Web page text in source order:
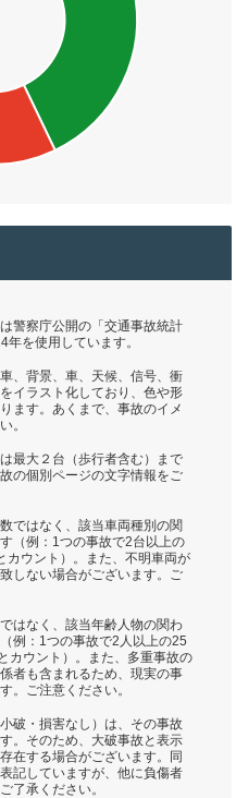
警察庁公開の「交通事故統計
を使用しています。
、背景、車、天候、信号、衝
イラスト化しており、色や形
ます。あくまで、事故のイメ
。
最大２台（歩行者含む）まで
の個別ページの文字情報をご
ではなく、該当車両種別の関
（例：1つの事故で2台以上の
カウント）。また、不明車両が
しない場合がございます。ご
はなく、該当年齢人物の関わ
例：1つの事故で2人以上の25
カウント）。また、多重事故の
者も含まれるため、現実の事
。ご注意ください。
破・損害なし）は、その事故
。そのため、大破事故と表示
在する場合がございます。同
記していますが、他に負傷者
了承ください。